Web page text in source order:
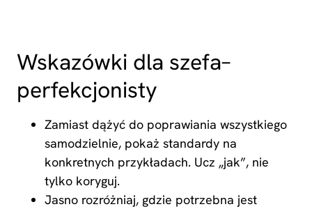
Wskazówki dla szefa–
perfekcjonisty
Zamiast dążyć do poprawiania wszystkiego
samodzielnie, pokaż standardy na
konkretnych przykładach. Ucz „jak”, nie
tylko koryguj.
Jasno rozróżniaj, gdzie potrzebna jest